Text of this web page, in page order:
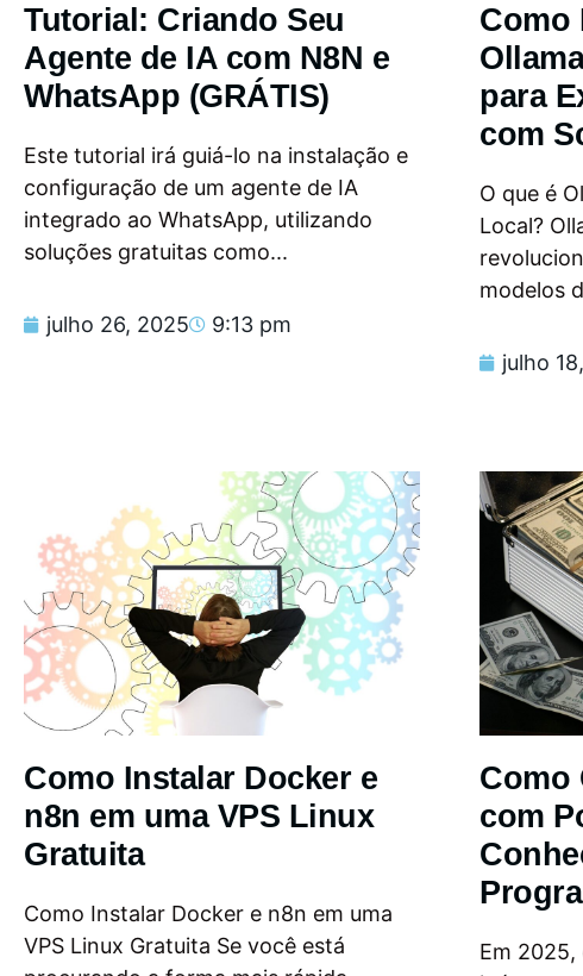
Tutorial: Criando Seu
Agente de IA com N8N e
WhatsApp (GRÁTIS)
Este tutorial irá guiá-lo na instalação e
configuração de um agente de IA
integrado ao WhatsApp, utilizando
soluções gratuitas como...
julho 26, 2025 9:13 pm
Como
para
com
O que é
Local?
modelos
julho
Como Instalar Docker e
n8n em uma VPS Linux
Gratuita
Como Instalar Docker e n8n em uma
VPS Linux Gratuita Se você está
Como
com
Em